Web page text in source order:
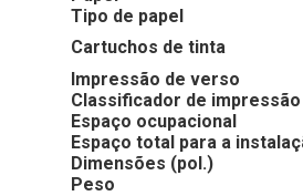
Tipo de papel
Cartuchos de tinta
Impressão de verso
Classificador de impressão
Espaço ocupacional
Espaço total para a
Dimensões (pol.)
Peso